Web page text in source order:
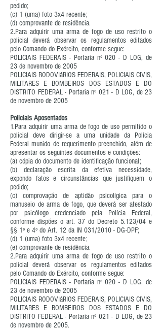
pedido;
(c) 1 (uma) foto 3x4 recente;
(d) comprovante de residência.
2.Para adquirir uma arma de fogo de uso restrito o
policial deverá observar os regulamentos editados
pelo Comando do Exército, conforme segue:
POLICIAIS FEDERAIS - Portaria nº 020 - D LOG, de
23 de novembro de 2005
POLICIAIS RODOVIáRIOS FEDERAIS, POLICIAIS CIVIS,
MILITARES E BOMBEIROS DOS ESTADOS E DO
DISTRITO FEDERAL - Portaria nº 021 - D LOG, de 23
de novembro de 2005
Policiais Aposentados
1.Para adquirir uma arma de fogo de uso permitido o
policial deve dirigir-se a uma unidade da Polícia
Federal munido de requerimento preenchido, além de
apresentar os seguintes documentos e condições:
(a) cópia do documento de identificação funcional;
(b) declaração escrita da efetiva necessidade,
expondo fatos e circunstâncias que justifiquem o
pedido;
(c) comprovação de aptidão psicolígica para o
manuseio de arma de fogo, que deverá ser atestado
por psicólogo credenciado pela Polícia Federal,
conforme dispões o art. 37 do Decreto 5.123/04 e
§§ 1º e 4º do Art. 12 da IN 031/2010 - DG-DPF;
(d) 1 (uma) foto 3x4 recente;
(e) comprovante de residência.
2.Para adquirir uma arma de fogo de uso restrito o
policial deverá observar os regulamentos editados
pelo Comando do Exército, conforme segue:
POLICIAIS FEDERAIS - Portaria nº 020 - D LOG, de
23 de novembro de 2005
POLICIAIS RODOVIáRIOS FEDERAIS, POLICIAIS CIVIS,
MILITARES E BOMBEIROS DOS ESTADOS E DO
DISTRITO FEDERAL - Portaria nº 021 - D LOG, de 23
de novembro de 2005.